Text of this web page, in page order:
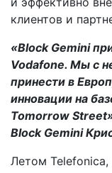
клиентов и
«Block Gemini
Vodafone. Мы с
принести в
инновации на
Tomorrow
Block Gemini
Летом Telefonica,